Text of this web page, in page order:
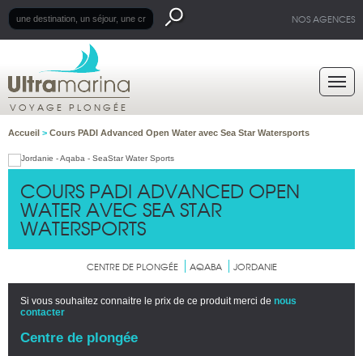
NOS AGENCES
VOYAGE PLONGÉE
Accueil > Cours PADI Advanced Open Water avec Sea Star Watersports
COURS PADI ADVANCED OPEN
WATER AVEC SEA STAR
WATERSPORTS
CENTRE DE PLONGÉE AQABA JORDANIE
Si vous souhaitez connaitre le prix de ce produit merci de nous
contacter
Centre de plongée